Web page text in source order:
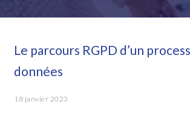
Le parcours RGPD d’un
données
18 janvier 2023